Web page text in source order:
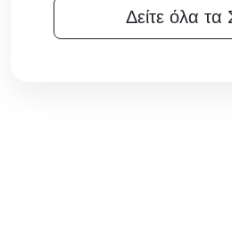
Δείτε όλα τα